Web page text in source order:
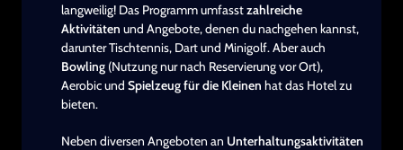
langweilig! Das Programm umfasstzahlreiche
Aktivitäten und Angebote, denen du nachgehen kannst,
darunter Tischtennis, Dart und Minigolf. Aber auch
Bowling (Nutzung nur nach Reservierung vor Ort),
Aerobic und Spielzeug für die Kleinen hat das Hotel zu
bieten.
Neben diversen Angeboten an Unterhaltungsaktivitäten